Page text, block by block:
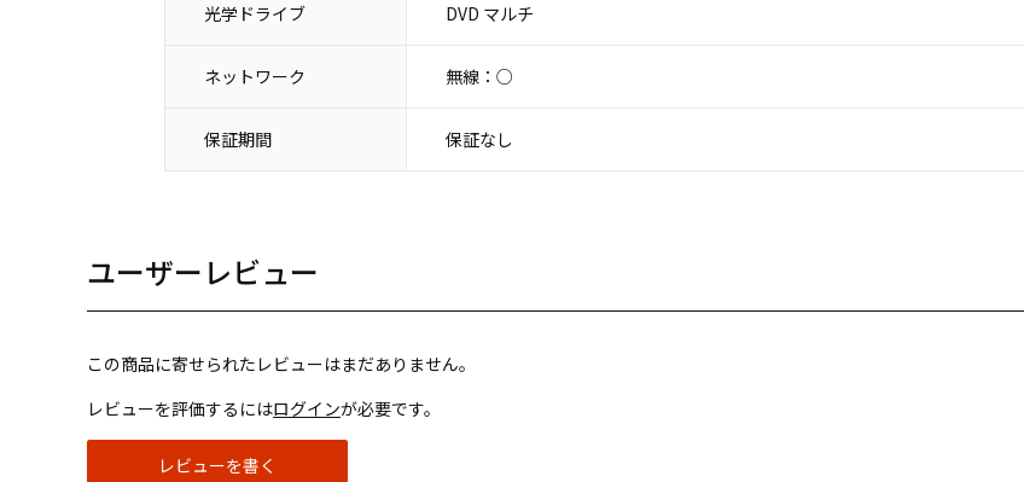
光学ドライブ DVD マルチ
ネットワーク 無線：○
保証期間 保証なし
ユーザーレビュー
この商品に寄せられたレビューはまだありません。
レビューを評価するにはログインが必要です。
レビューを書く